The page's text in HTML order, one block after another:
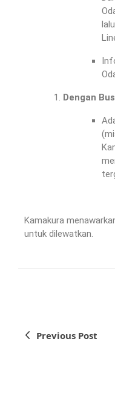
Dengan
Kamakura
untuk dilewatkan.
Previous Post